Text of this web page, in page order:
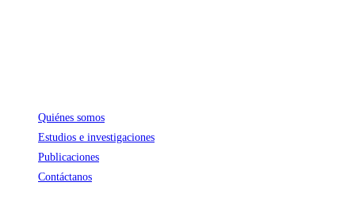
Quiénes somos
Estudios e investigaciones
Publicaciones
Contáctanos